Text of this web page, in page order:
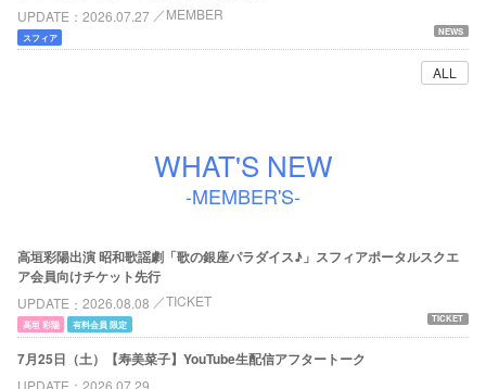
UPDATE 2026.07.27 MEMBER
NEWS
スフィア
ALL
WHAT'S NEW
-MEMBER'S-
高垣彩陽出演 昭和歌謡劇「歌の銀座パラダイス♪」スフィアポータルスクエ
ア会員向けチケット先行
UPDATE 2026.08.08 TICKET
TICKET
高垣 彩陽 有料会員 限定
7月25日（土）【寿美菜子】YouTube生配信アフタートーク
UPDATE 2026.07.29